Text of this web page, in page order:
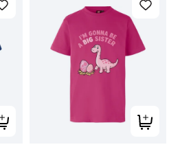
Tilføj til kurv Tilføj